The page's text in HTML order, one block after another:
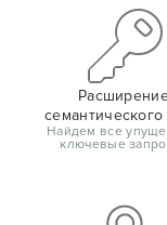
Найдем все
ключевые